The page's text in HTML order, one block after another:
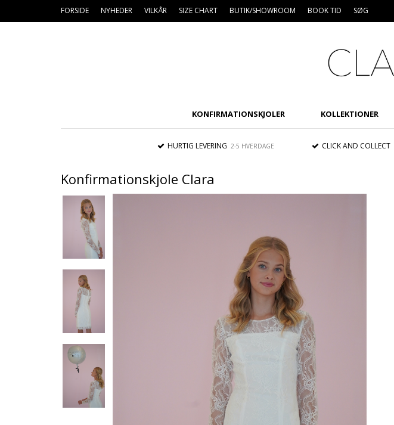
FORSIDE NYHEDER VILKÅR SIZE CHART BUTIK/SHOWROOM BOOK TID SØG
KONFIRMATIONSKJOLER KOLLEKTIONER
HURTIG LEVERING 2-5 HVERDAGE CLICK AND COLLECT
Konfirmationskjole Clara